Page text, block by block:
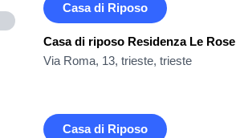
Casa di Riposo
Casa di riposo Residenza Le Rose
Via Roma, 13, trieste, trieste
Casa di Riposo